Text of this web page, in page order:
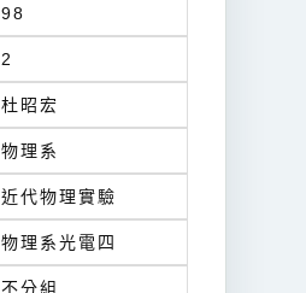
98
2
杜昭宏
物理系
近代物理實驗
物理系光電四
不分組